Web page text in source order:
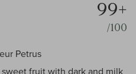
99+
/100
Petrus
fruit with dark and milk